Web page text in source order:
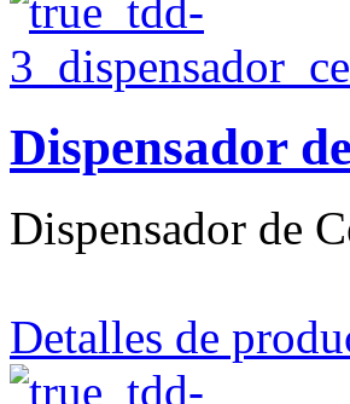
Dispensador
Dispensador de
Detalles de